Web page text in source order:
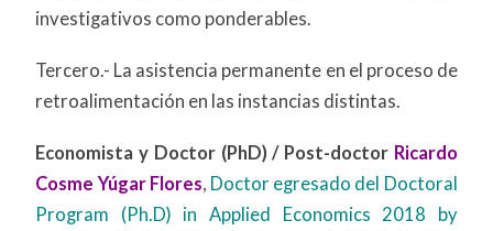
investigativos como ponderables.
Tercero.- La asistencia permanente en el proceso de
retroalimentación en las instancias distintas.
Economista y Doctor (PhD) / Post-doctor Ricardo
Cosme Yúgar Flores, Doctor egresado del Doctoral
Program (Ph.D) in Applied Economics 2018 by